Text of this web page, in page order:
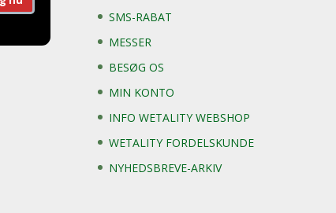
SMS-RABAT
MESSER
BESØG OS
MIN KONTO
INFO WETALITY WEBSHOP
WETALITY FORDELSKUNDE
NYHEDSBREVE-ARKIV